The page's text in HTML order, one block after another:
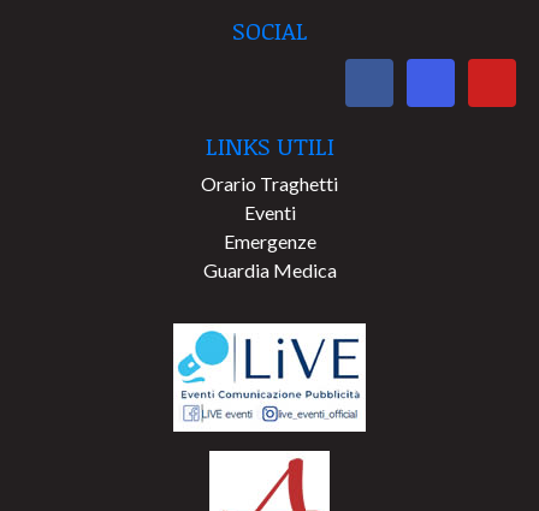
SOCIAL
LINKS UTILI
Orario Traghetti
Eventi
Emergenze
Guardia Medica